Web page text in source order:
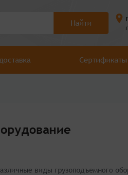
Найти
Сертификаты
виды грузоподъемного